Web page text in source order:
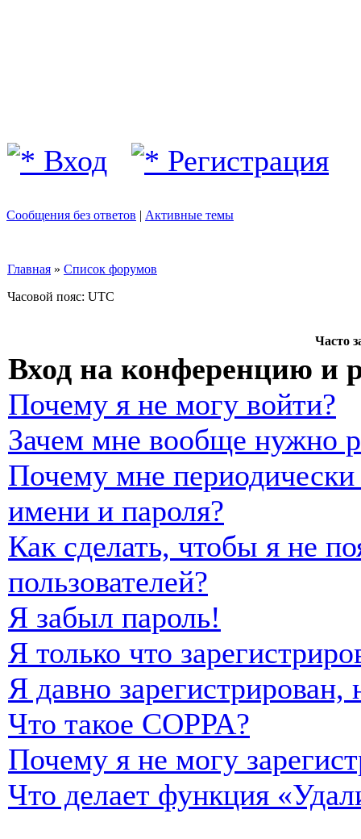
Вход Регистрация
Сообщения без ответов | Активные темы
Главная » Список форумов
Часовой пояс: UTC
Часто
Вход на конференцию и
Почему я не могу войти?
Зачем мне вообще нужно
Почему мне периодически
имени и пароля?
Как сделать, чтобы я не
пользователей?
Я забыл пароль!
Я только что
Я давно
Что такое COPPA?
Почему я не могу
Что делает функция